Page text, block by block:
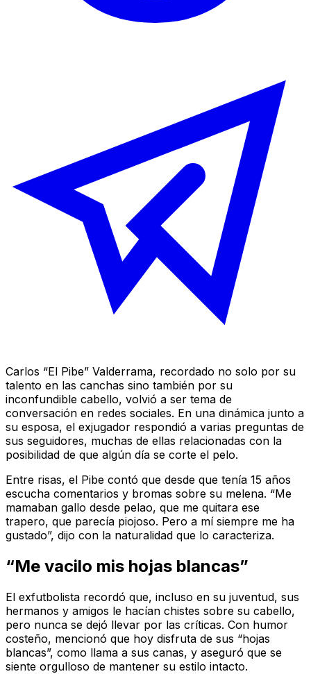
Carlos “El Pibe” Valderrama, recordado no solo por su
talento en las canchas sino también por su
inconfundible cabello, volvió a ser tema de
conversación en redes sociales. En una dinámica junto a
su esposa, el exjugador respondió a varias preguntas de
sus seguidores, muchas de ellas relacionadas con la
posibilidad de que algún día se corte el pelo.
Entre risas, el Pibe contó que desde que tenía 15 años
escucha comentarios y bromas sobre su melena. “Me
mamaban gallo desde pelao, que me quitara ese
trapero, que parecía piojoso. Pero a mí siempre me ha
gustado”, dijo con la naturalidad que lo caracteriza.
“Me vacilo mis hojas blancas”
El exfutbolista recordó que, incluso en su juventud, sus
hermanos y amigos le hacían chistes sobre su cabello,
pero nunca se dejó llevar por las críticas. Con humor
costeño, mencionó que hoy disfruta de sus “hojas
blancas”, como llama a sus canas, y aseguró que se
siente orgulloso de mantener su estilo intacto.